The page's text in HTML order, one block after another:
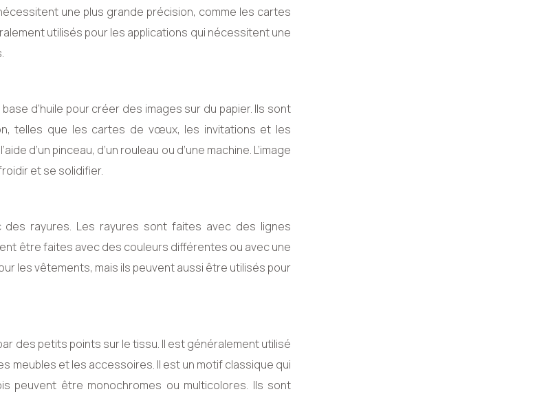
une plus grande précision, comme les cartes
utilisés pour les applications qui nécessitent une
d’huile pour créer des images sur du papier. Ils sont
telles que les cartes de vœux, les invitations et les
d’un pinceau, d’un rouleau ou d’une machine. L’image
et se solidifier.
des rayures. Les rayures sont faites avec des lignes
être faites avec des couleurs différentes ou avec une
les vêtements, mais ils peuvent aussi être utilisés pour
des petits points sur le tissu. Il est généralement utilisé
meubles et les accessoires. Il est un motif classique qui
peuvent être monochromes ou multicolores. Ils sont